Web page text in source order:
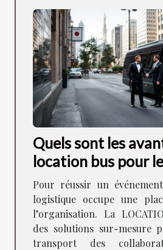
Quels sont les
location bus pour
événements
Pour réussir un
logistique occupe une
l’organisation. La
des solutions sur-mesure
transport des